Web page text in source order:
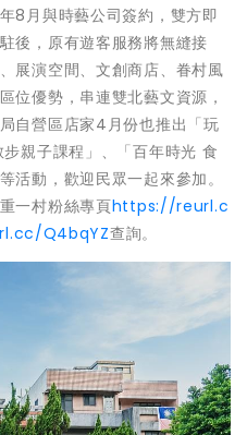
8月與時藝公司簽約，雙方即
後，原有遊客服務將無縫接
展演空間、文創商店、眷村風
位優勢，串連雙北藝文資源，
自營區店家4月份也推出「玩
親子課程」、「百年時光 食
活動，歡迎民眾一起來參加。
一村粉絲專頁https://reurl.c
Q4bqYZ查詢。